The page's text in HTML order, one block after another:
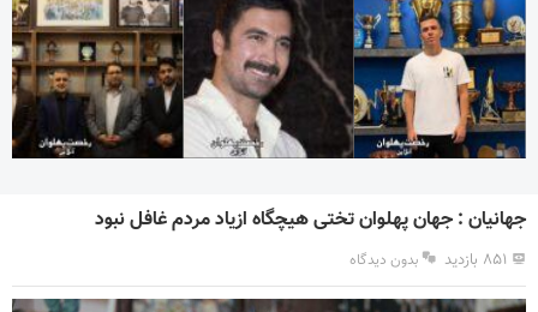
جهانیان : جهان پهلوان تختی هیچگاه ازیاد مردم غافل نبود
۸۵۱ بازدید بدون دیدگاه